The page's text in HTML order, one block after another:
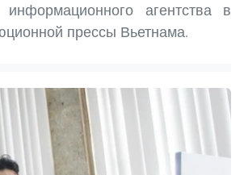
информационного агентства в
прессы Вьетнама.